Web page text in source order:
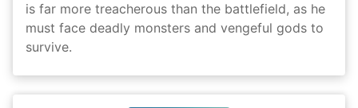
is far more treacherous than the battlefield, as he
must face deadly monsters and vengeful gods to
survive.